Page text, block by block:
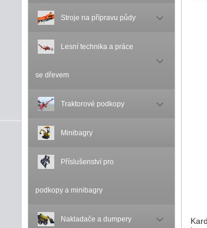
Stroje na přípravu půdy
Lesní technika a práce
se dřevem
Traktorové podkopy
Minibagry
Příslušenství pro
podkopy a minibagry
Nakladače a dumpery